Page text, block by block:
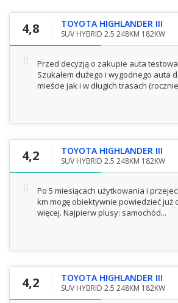
4,8 TOYOTA HIGHLANDER III
SUV HYBRID 2.5 248KM 182KW
Przed decyzją o zakupie auta
Szukałem dużego i wygodnego auta
mieście jak i w długich trasach
4,2 TOYOTA HIGHLANDER III
SUV HYBRID 2.5 248KM 182KW
Po 5 miesiącach użytkowania i
km mogę obiektywnie powiedzieć już
więcej. Najpierw plusy: samochód...
4,2 TOYOTA HIGHLANDER III
SUV HYBRID 2.5 248KM 182KW